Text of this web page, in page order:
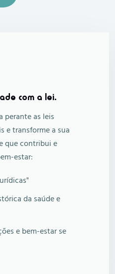
com a lei.
perante as leis
e transforme a sua
que contribui e
estar:
da saúde e
e bem-estar se